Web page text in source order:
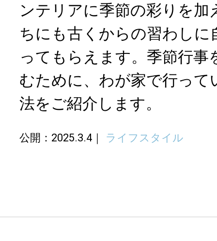
ンテリアに季節の彩りを加
ちにも古くからの習わしに
ってもらえます。季節行事
むために、わが家で行って
法をご紹介します。
公開：2025.3.4 ライフスタイル